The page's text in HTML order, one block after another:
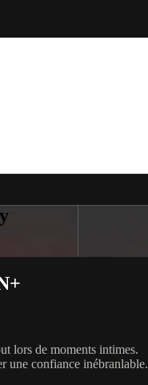
lors de moments intimes.
une confiance inébranlable.